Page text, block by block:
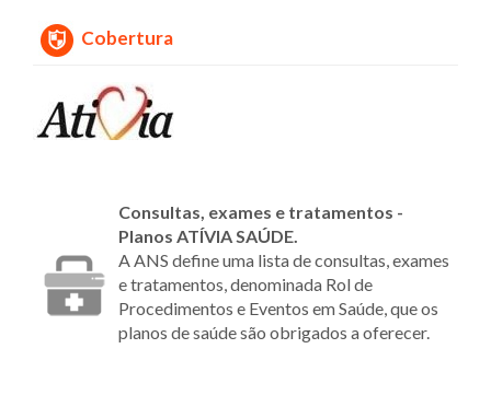
Cobertura
Consultas, exames e tratamentos -
Planos ATÍVIA SAÚDE.
A ANS define uma lista de consultas, exames
e tratamentos, denominada Rol de
Procedimentos e Eventos em Saúde, que os
planos de saúde são obrigados a oferecer.